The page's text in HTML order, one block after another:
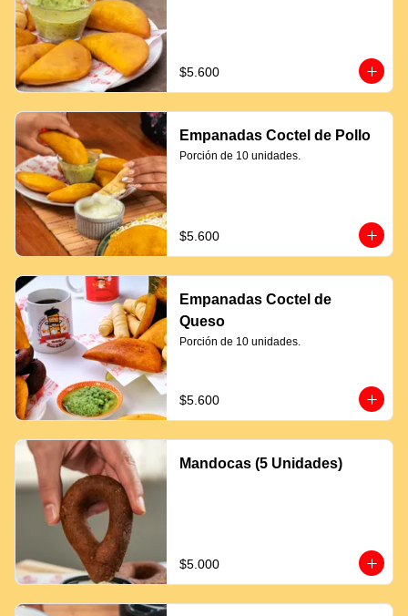
$5.600
Empanadas Coctel de Pollo
Porción de 10 unidades.
$5.600
Empanadas Coctel de
Queso
Porción de 10 unidades.
$5.600
Mandocas (5 Unidades)
$5.000